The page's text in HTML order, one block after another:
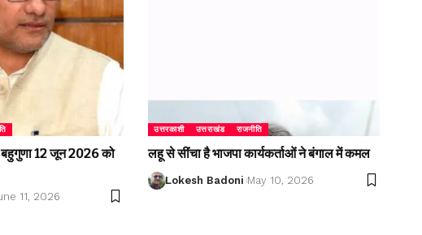
बहुगुणा 12 जून 2026 को
11, 2026
उत्तरकाशी उत्तराखंड राजनीति
लहू से सींचा है भाजपा कार्यकर्ताओं ने बंगाल में कमल
Lokesh Badoni May 10, 2026